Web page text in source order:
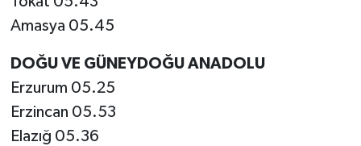
Amasya 05.45
DOĞU VE GÜNEYDOĞU ANADOLU
Erzurum 05.25
Erzincan 05.53
Elazığ 05.36